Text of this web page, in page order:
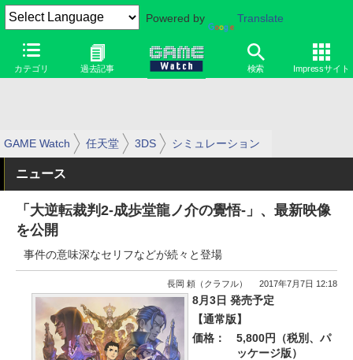
Powered by Translate
カテゴリ 過去記事 検索 Impressサイト
GAME Watch 任天堂 3DS シミュレーション
ニュース
「大逆転裁判2-成歩堂龍ノ介の覺悟-」、最新映像
を公開
事件の意味深なセリフなどが続々と登場
長岡 頼（クラフル） 2017年7月7日 12:18
8月3日 発売予定
【通常版】
価格：
5,800円（税別、パ
ッケージ版）